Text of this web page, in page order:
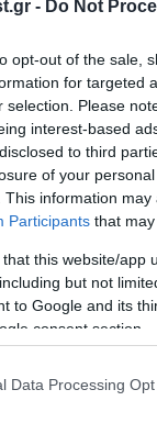
- Do Not
opt-out of the sale,
for targeted
selection. Please
interest-based
to third
of your
This information
Participants that
that this website/app
but not
to Google and its
consent section.
Data Processing
οι